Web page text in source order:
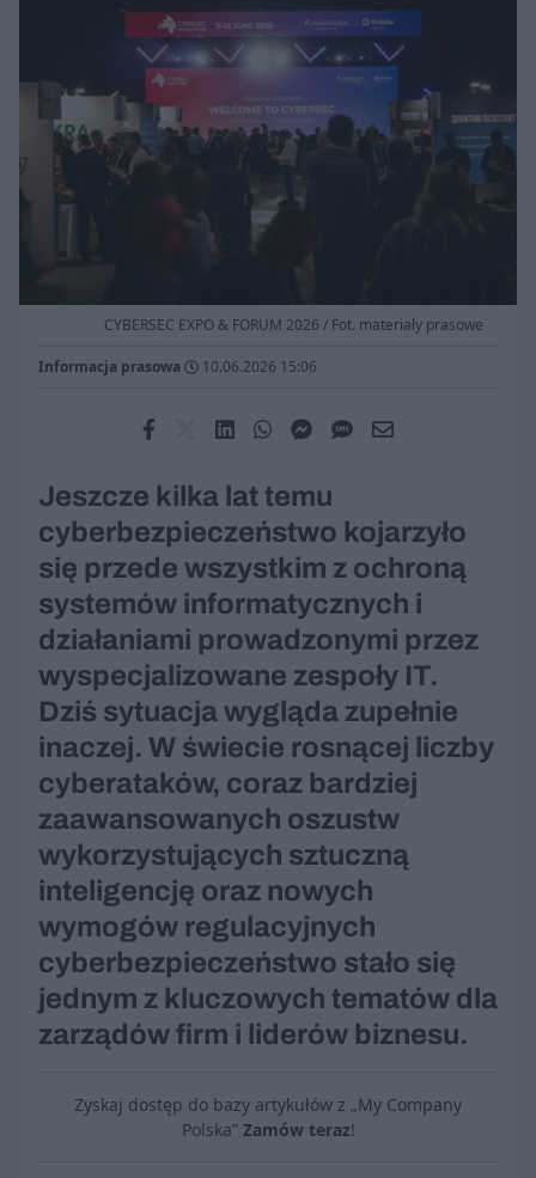
CYBERSEC EXPO & FORUM 2026 / Fot. materiały prasowe
Informacja prasowa 10.06.2026 15:06
Jeszcze kilka lat temu
cyberbezpieczeństwo kojarzyło
się przede wszystkim z ochroną
systemów informatycznych i
działaniami prowadzonymi przez
wyspecjalizowane zespoły IT.
Dziś sytuacja wygląda zupełnie
inaczej. W świecie rosnącej liczby
cyberataków, coraz bardziej
zaawansowanych oszustw
wykorzystujących sztuczną
inteligencję oraz nowych
wymogów regulacyjnych
cyberbezpieczeństwo stało się
jednym z kluczowych tematów dla
zarządów firm i liderów biznesu.
Zyskaj dostęp do bazy artykułów z „My Company
Polska” Zamów teraz!